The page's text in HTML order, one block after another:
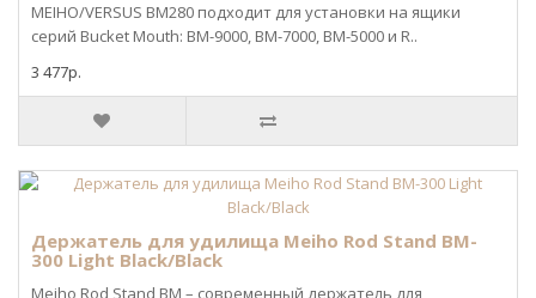
MEIHO/VERSUS BM280 подходит для установки на ящики
серий Bucket Mouth: BM-9000, BM-7000, BM-5000 и R..
3 477р.
Держатель для удилища Meiho Rod Stand BM-
300 Light Black/Black
Meiho Rod Stand BM – современный держатель для